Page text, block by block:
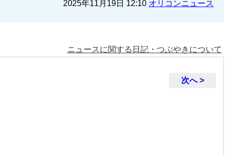
2025年11月19日 12:10 オリコンニュース
ニュースに関する日記・つぶやきについて
次へ >